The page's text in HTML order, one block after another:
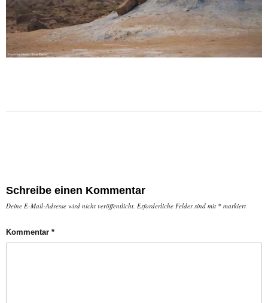
Schreibe einen Kommentar
Deine E-Mail-Adresse wird nicht veröffentlicht. Erforderliche Felder sind mit * markiert
Kommentar *